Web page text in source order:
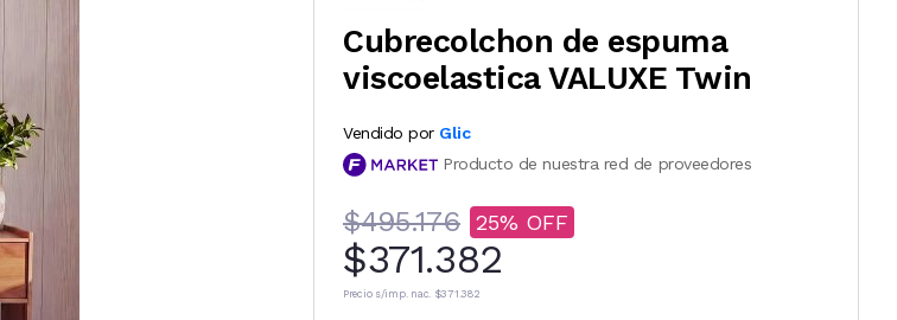
Cubrecolchon de espuma
viscoelastica VALUXE Twin
Vendido por Glic
Producto de nuestra red de proveedores
$495.176 25
$371.382
Precio s/imp. nac. $371.382